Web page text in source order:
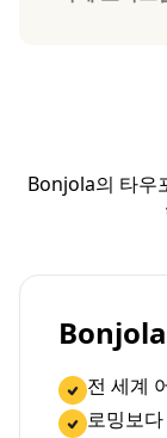
Bonjola의 타우
전 세계
로밍보